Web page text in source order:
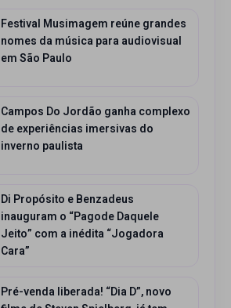
Festival Musimagem reúne grandes
nomes da música para audiovisual
em São Paulo
Campos Do Jordão ganha complexo
de experiências imersivas do
inverno paulista
Di Propósito e Benzadeus
inauguram o “Pagode Daquele
Jeito” com a inédita “Jogadora
Cara”
Pré-venda liberada! “Dia D”, novo